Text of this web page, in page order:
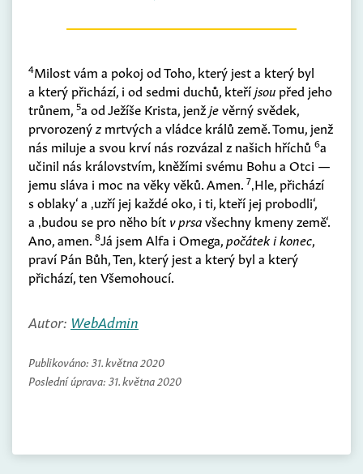
4Milost vám a pokoj od Toho, který jest a který byl
a který přichází, i od sedmi duchů, kteříjsou před jeho
trůnem, 5a od Ježíše Krista, jenžjevěrný svědek,
prvorozenýz mrtvých a vládce králů země. Tomu, jenž
nás miluje a svou krví nás rozvázal z našich hříchů 6a
učinil nás královstvím, kněžími svému Bohu a Otci —
jemu sláva i moc na věky věků. Amen. 7‚Hle, přichází
s oblaky‘ a ‚uzří jej každé oko, i ti, kteří jej probodli‘,
a ‚budou se pro něho bít v prsavšechny kmeny země‘.
Ano, amen. 8Já jsem Alfa i Omega,počátek i konec,
praví Pán Bůh, Ten, který jest a který byl a který
přichází, ten Všemohoucí.
Autor: WebAdmin
Publikováno: 31. května 2020
Poslední úprava: 31. května 2020